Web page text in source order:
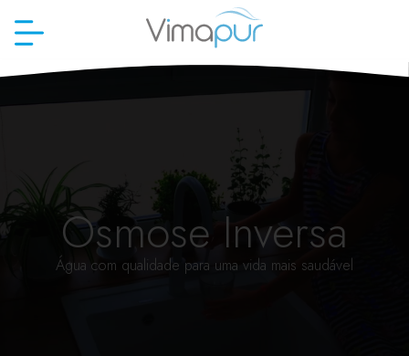
Osmose Inversa
Água com qualidade para uma vida mais saudável